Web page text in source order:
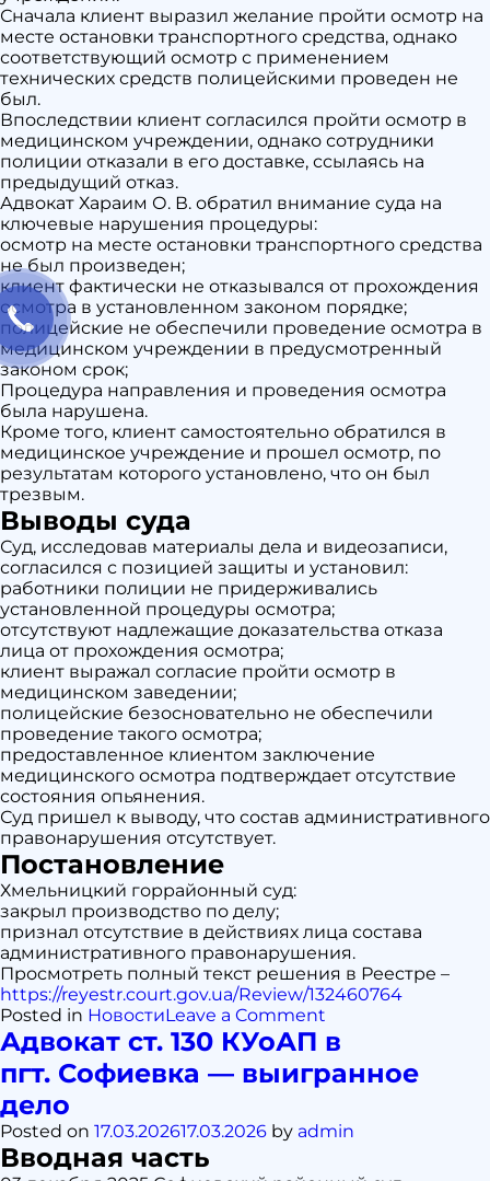
Сначала клиент выразил желание пройти осмотр на
месте остановки транспортного средства, однако
соответствующий осмотр с применением
технических средств полицейскими проведен не
был.
Впоследствии клиент согласился пройти осмотр в
медицинском учреждении, однако сотрудники
полиции отказали в его доставке, ссылаясь на
предыдущий отказ.
Адвокат Хараим О. В. обратил внимание суда на
ключевые нарушения процедуры:
осмотр на месте остановки транспортного средства
не был произведен;
клиент фактически не отказывался от прохождения
осмотра в установленном законом порядке;
полицейские не обеспечили проведение осмотра в
медицинском учреждении в предусмотренный
законом срок;
Процедура направления и проведения осмотра
была нарушена.
Кроме того, клиент самостоятельно обратился в
медицинское учреждение и прошел осмотр, по
результатам которого установлено, что он был
трезвым.
Выводы суда
Суд, исследовав материалы дела и видеозаписи,
согласился с позицией защиты и установил:
работники полиции не придерживались
установленной процедуры осмотра;
отсутствуют надлежащие доказательства отказа
лица от прохождения осмотра;
клиент выражал согласие пройти осмотр в
медицинском заведении;
полицейские безосновательно не обеспечили
проведение такого осмотра;
предоставленное клиентом заключение
медицинского осмотра подтверждает отсутствие
состояния опьянения.
Суд пришел к выводу, что состав административного
правонарушения отсутствует.
Постановление
Хмельницкий горрайонный суд:
закрыл производство по делу;
признал отсутствие в действиях лица состава
административного правонарушения.
Просмотреть полный текст решения в Реестре –
https://reyestr.court.gov.ua/Review/132460764
Posted in НовостиLeave a Comment
Адвокат
ст.
130
г. Хмельницкий —
Адвокат ст. 130 КУоАП в
пгт. Софиевка — выигранное
дело
Posted on 17.03.202617.03.2026 by admin
Вводная часть